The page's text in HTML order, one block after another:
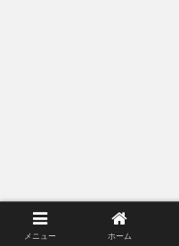
メニュー ホーム